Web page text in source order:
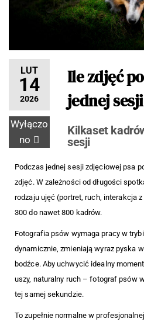
::
::
::
LUT
14
2026
Wyłączo
no
Ile zdjęć
jednej
Kilkaset
sesji
Podczas jednej sesji zdjęciowej psa
zdjęć. W zależności od długości
rodzaju ujęć (portret, ruch, interakcja
300 do nawet 800 kadrów.
Fotografia psów wymaga pracy w
dynamicznie, zmieniają wyraz pyska
bodźce. Aby uchwycić idealny
uszy, naturalny ruch – fotograf psów
tej samej sekundzie.
To zupełnie normalne w